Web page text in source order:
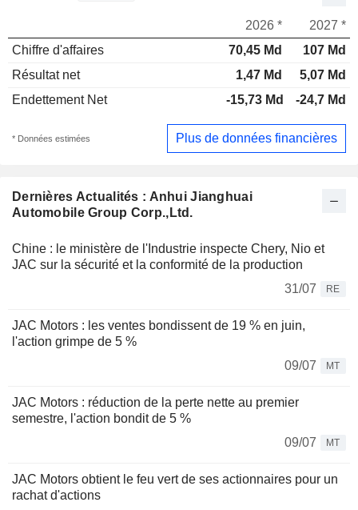
Dernières Actualités : Anhui Jianghuai
Automobile Group Corp.,Ltd.
Chine : le ministère de l'Industrie inspecte Chery, Nio et
JAC sur la sécurité et la conformité de la production
31/07
RE
JAC Motors : les ventes bondissent de 19 % en juin,
l'action grimpe de 5 %
09/07
MT
JAC Motors : réduction de la perte nette au premier
semestre, l'action bondit de 5 %
09/07
MT
JAC Motors obtient le feu vert de ses actionnaires pour un
rachat d'actions
2026 *
2027 *
Chiffre d'affaires
70,45 Md
107 Md
Résultat net
1,47 Md
5,07 Md
Endettement Net
-15,73 Md -24,7 Md
* Données estimées Plus de données financières